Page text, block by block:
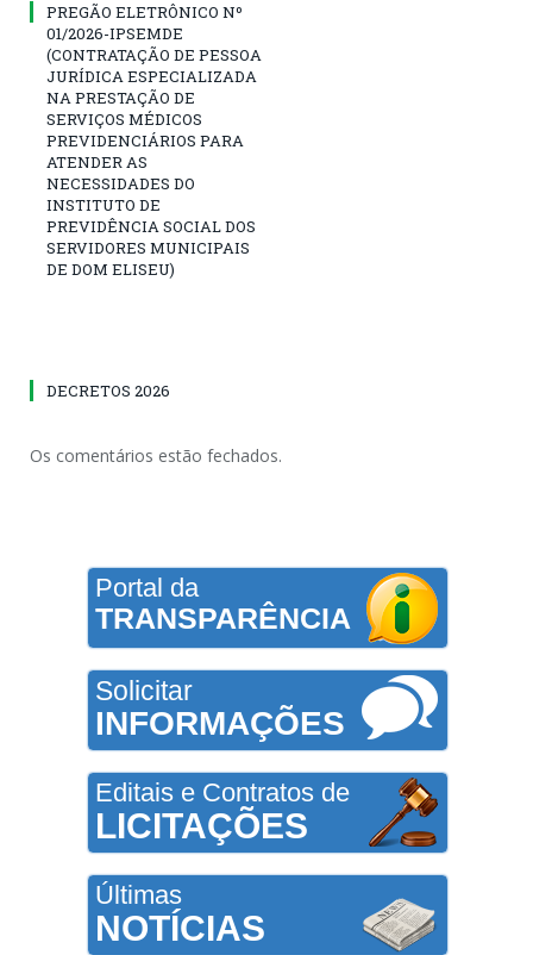
PREGÃO ELETRÔNICO Nº
01/2026-IPSEMDE
(CONTRATAÇÃO DE PESSOA
JURÍDICA ESPECIALIZADA
NA PRESTAÇÃO DE
SERVIÇOS MÉDICOS
PREVIDENCIÁRIOS PARA
ATENDER AS
NECESSIDADES DO
INSTITUTO DE
PREVIDÊNCIA SOCIAL DOS
SERVIDORES MUNICIPAIS
DE DOM ELISEU)
DECRETOS 2026
Os comentários estão fechados.
Portal da
TRANSPARÊNCIA
Solicitar
INFORMAÇÕES
Editais e Contratos de
LICITAÇÕES
Últimas
NOTÍCIAS